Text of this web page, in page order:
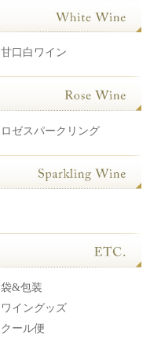
甘口白ワイン
ロゼスパークリング
袋&包装
ワイングッズ
クール便